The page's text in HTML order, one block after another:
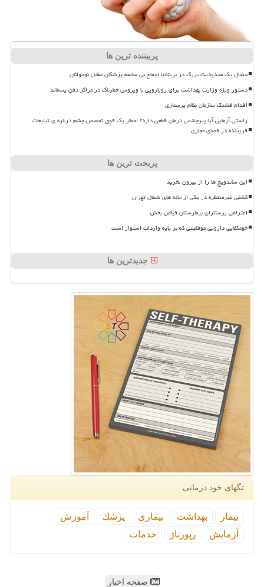
پربیننده ترین ها
جنجال یک محدودیت بزرگ در بریتانیا اجماع بی سابقه پزشکان مقابل نوجوانان
دستور ویژه وزارت بهداشت برای رویارویی با ویروس خطرناک در مراکز دفن پسماند
اقدام قشنگ سازمان نظام پرستاری
راستی آزمایی آیا پیرچشمی درمان قطعی دارد؟ اخطار یک فوق تخصص چشم درباره ی تبلیغات
فریبنده در فضای مجازی
پربحث ترین ها
این ساندویچ ها را از بیرون نخرید
کشفی غیرمنتظره در یکی از خانه های شمال تهران
اعتراض پرستاران بیمارستان فیاض بخش
خودکفایی دارویی موفقیتی که بر پایه واردات استوار است
جدیدترین ها
تگهای خود درمانی
بیمار بهداشت بیماری پزشك
آموزش
آزمایش
رپورتاژ خدمات
صفحه اخبار